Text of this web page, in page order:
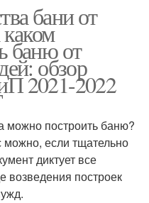
бани от
баню от
обзор
2021-2022
можно построить баню?
можно, если тщательно
диктует все
возведения построек